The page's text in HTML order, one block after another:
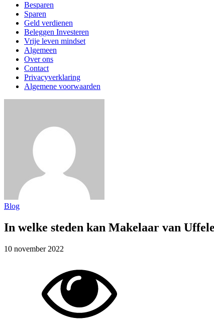
Besparen
Sparen
Geld verdienen
Beleggen Investeren
Vrije leven mindset
Algemeen
Over ons
Contact
Privacyverklaring
Algemene voorwaarden
Blog
In welke steden kan Makelaar van
10 november 2022